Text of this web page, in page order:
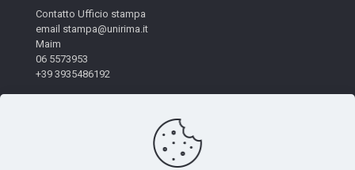
Contatto Ufficio stampa
email stampa@unirima.it
Maim
06 5573953
+39 3935486192